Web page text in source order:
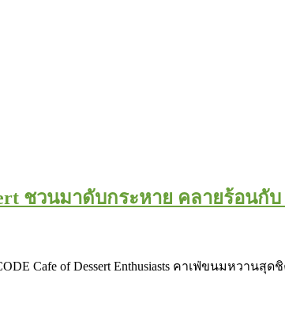
ชวนมาดับกระหาย คลายร้อน
Cafe of Dessert Enthusiasts คาเฟ่ขนมหวาน